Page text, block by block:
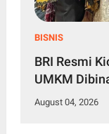
BISNIS
BRI Resmi
UMKM
August 04, 2026